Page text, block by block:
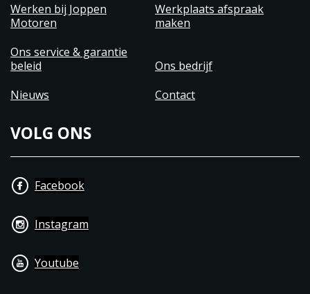
Werken bij Joppen
Motoren
Werkplaats afspraak
maken
Ons service & garantie
beleid
Ons bedrijf
Nieuws
Contact
VOLG ONS
Facebook
Instagram
Youtube